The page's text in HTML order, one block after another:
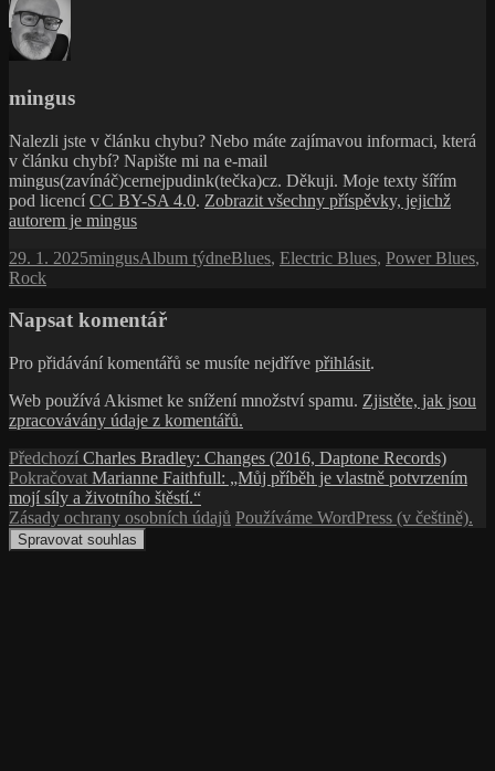
mingus
Nalezli jste v článku chybu? Nebo máte zajímavou informaci, která
v článku chybí? Napište mi na e-mail
mingus(zavínáč)cernejpudink(tečka)cz. Děkuji. Moje texty šířím
pod licencí CC BY-SA 4.0. Zobrazit všechny příspěvky, jejichž
autorem je mingus
Publikováno:
29. 1. 2025Autor:
mingusRubriky:
Album týdneŠtítky:
Blues, Electric Blues, Power Blues,
Rock
Napsat komentář
Pro přidávání komentářů se musíte nejdříve přihlásit.
Web používá Akismet ke snížení množství spamu. Zjistěte, jak jsou
zpracovávány údaje z komentářů.
Navigace
pro
příspěvek
Předchozí Předchozí
příspěvek:
Charles Bradley: Changes (2016, Daptone Records)
Pokračovat Následující
příspěvek:
Marianne Faithfull: „Můj příběh je vlastně potvrzením
mojí síly a životního štěstí.“
Zásady ochrany osobních údajů Používáme WordPress (v češtině).
Spravovat souhlas